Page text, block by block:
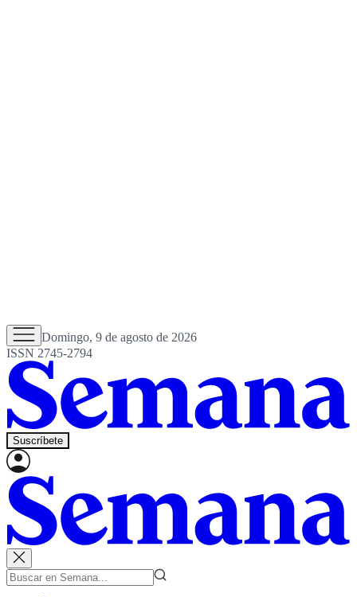
Domingo, 9 de agosto de 2026
ISSN 2745-2794
Suscríbete